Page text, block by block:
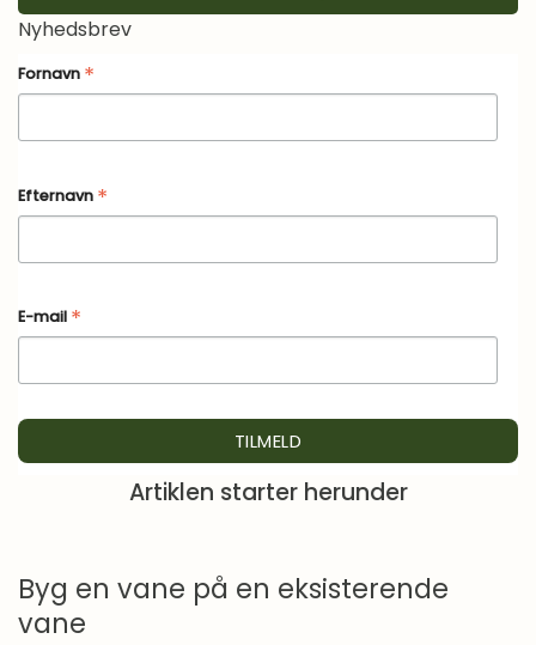
Dag 5 Bevægelse giver krop og sind styrke
Din appetit skal holdes i skak
Dag 8 Protein gør din krop godt
Spis, når du er rigtigt sulten
Dag 10 Øvelse gør mester
Byg en vane på en eksisterende vane
Et skridt ad gangen
Lav en prioriteringsliste
Nyhedsbrev
Fornavn *
Efternavn *
E-mail *
Artiklen starter herunder
Byg en vane på en eksisterende
vane